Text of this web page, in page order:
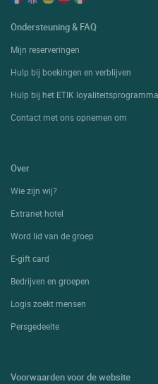
Ondersteuning & FAQ
Mijn reserveringen
Hulp bij boekingen en verblijven
Hulp bij het ETIK loyaliteitsprogramma
Contact met ons opnemen om
Over
Wie zijn wij?
Extranet hotel
Word lid van de groep
E-gift card
Bedrijven en groepen
Logis zoekt mensen
Persgedeelte
Voorwaarden voor de website